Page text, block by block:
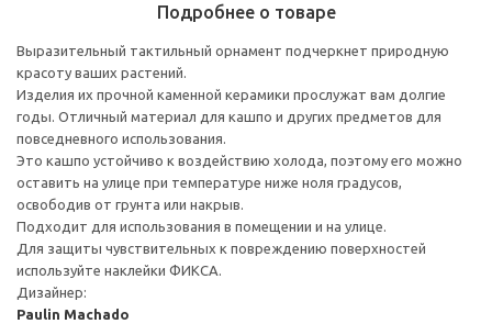
Подробнее о товаре
Выразительный тактильный орнамент подчеркнет природную
красоту ваших растений.
Изделия их прочной каменной керамики прослужат вам долгие
годы. Отличный материал для кашпо и других предметов для
повседневного использования.
Это кашпо устойчиво к воздействию холода, поэтому его можно
оставить на улице при температуре ниже ноля градусов,
освободив от грунта или накрыв.
Подходит для использования в помещении и на улице.
Для защиты чувствительных к повреждению поверхностей
используйте наклейки ФИКСА.
Дизайнер:
Paulin Machado